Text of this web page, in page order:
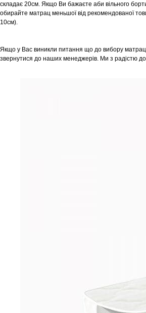
складає 20см. Якщо Ви бажаєте аби вільного
обирайте матрац меньшої від рекомендованої
10см).
Якщо у Вас виникли питання що до вибору
звернутися до наших менеджерів. Ми з радістю